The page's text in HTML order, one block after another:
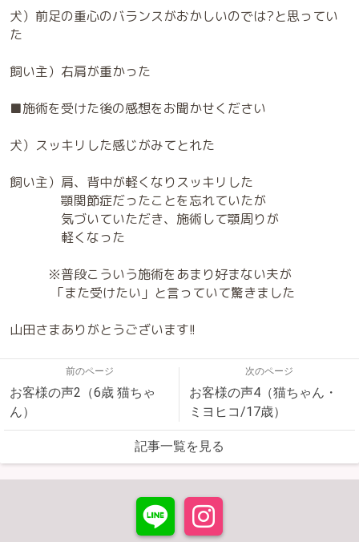
犬）前足の重心のバランスがおかしいのでは?と思ってい
た
飼い主）右肩が重かった
■施術を受けた後の感想をお聞かせください
犬）スッキリした感じがみてとれた
飼い主）肩、背中が軽くなりスッキリした
顎関節症だったことを忘れていたが
気づいていただき、施術して顎周りが
軽くなった
※普段こういう施術をあまり好まない夫が
「また受けたい」と言っていて驚きました
山田さまありがとうございます!!
前のページ
お客様の声2（6歳 猫ちゃ
ん）
次のページ
お客様の声4（猫ちゃん・
ミヨヒコ/17歳）
記事一覧を見る